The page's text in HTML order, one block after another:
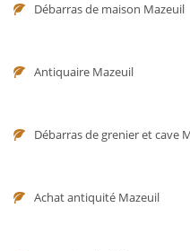
Débarras de maison Mazeuil
Antiquaire Mazeuil
Débarras de grenier et cave
Achat antiquité Mazeuil